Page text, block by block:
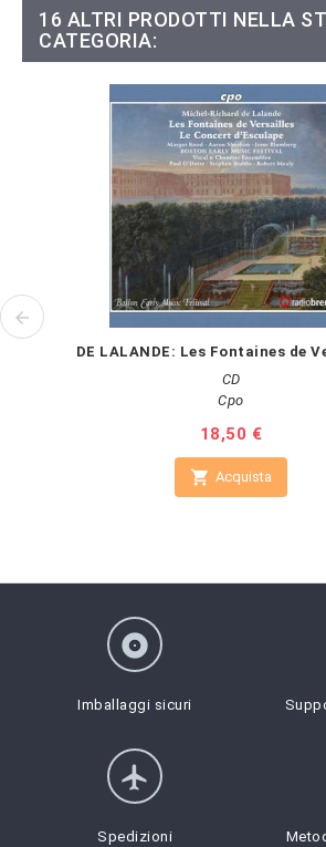
16 ALTRI PRODOTTI NELLA
CATEGORIA:
DE LALANDE: Les Fontaines de
CD
Cpo
Prezzo
18,50 €
 Acquista
album
Imballaggi sicuri
flight
Spedizioni